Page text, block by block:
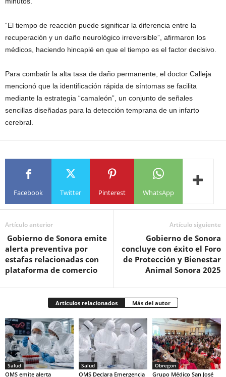
“El tiempo de reacción puede significar la diferencia entre la
recuperación y un daño neurológico irreversible”, afirmaron los
médicos, haciendo hincapié en que el tiempo es el factor decisivo.
Para combatir la alta tasa de daño permanente, el doctor Calleja
mencionó que la identificación rápida de síntomas se facilita
mediante la estrategia “camaleón”, un conjunto de señales
sencillas diseñadas para la detección temprana de un infarto
cerebral.
Facebook Twitter Pinterest WhatsApp
Artículo anterior
Gobierno de Sonora emite
alerta preventiva por
estafas relacionadas con
plataforma de comercio
Artículo siguiente
Gobierno de Sonora
concluye con éxito el Foro
de Protección y Bienestar
Animal Sonora 2025
Artículos relacionados Más del autor
Salud
OMS emite alerta
Salud
OMS Declara Emergencia
Obregon
Grupo Médico San José